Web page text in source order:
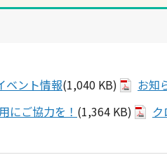
ベント情報(1,040 KB) お知
にご協力を！ (1,364 KB) ク